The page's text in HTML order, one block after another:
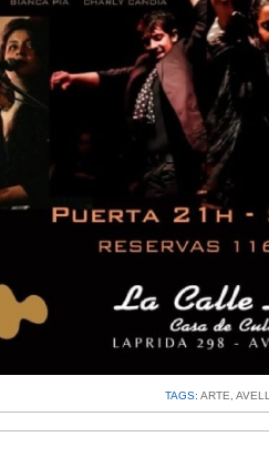
TAGS:ARTE ,